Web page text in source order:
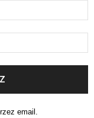
email.